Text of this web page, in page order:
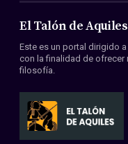
El Talón de Aquiles
Este es un portal dirigido
con la finalidad de ofrecer
filosofía.